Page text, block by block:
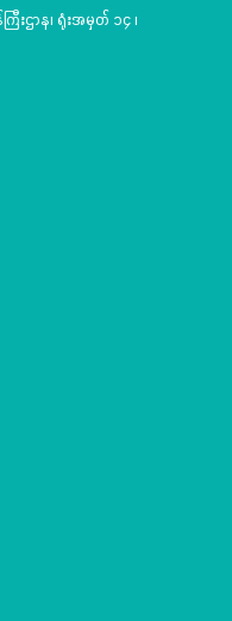
ြီးဌာန၊ ရုံးအမှတ် ၁၄ ၊